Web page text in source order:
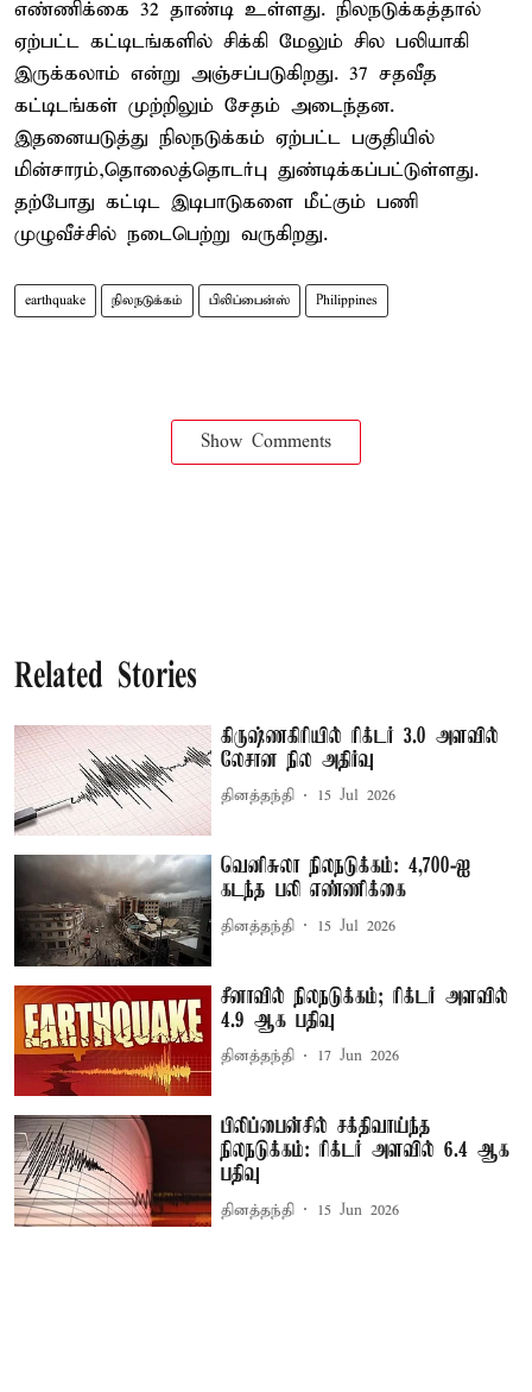
எண்ணிக்கை 32 தாண்டி உள்ளது. நிலநடுக்கத்தால்
ஏற்பட்ட கட்டிடங்களில் சிக்கி மேலும் சில பலியாகி
இருக்கலாம் என்று அஞ்சப்படுகிறது. 37 சதவீத
கட்டிடங்கள் முற்றிலும் சேதம் அடைந்தன.
இதனையடுத்து நிலநடுக்கம் ஏற்பட்ட பகுதியில்
மின்சாரம்,தொலைத்தொடர்பு துண்டிக்கப்பட்டுள்ளது.
தற்போது கட்டிட இடிபாடுகளை மீட்கும் பணி
முழுவீச்சில் நடைபெற்று வருகிறது.
earthquake நிலநடுக்கம் பிலிப்பைன்ஸ் Philippines
Show Comments
Related Stories
கிருஷ்ணகிரியில் ரிக்டர் 3.0 அளவில்
லேசான நில அதிர்வு
தினத்தந்தி 15 Jul 2026
வெனிசுலா நிலநடுக்கம்: 4,700-ஐ
கடந்த பலி எண்ணிக்கை
தினத்தந்தி 15 Jul 2026
சீனாவில் நிலநடுக்கம்; ரிக்டர் அளவில்
4.9 ஆக பதிவு
தினத்தந்தி 17 Jun 2026
பிலிப்பைன்சில் சக்திவாய்ந்த
நிலநடுக்கம்: ரிக்டர் அளவில் 6.4 ஆக
பதிவு
தினத்தந்தி 15 Jun 2026